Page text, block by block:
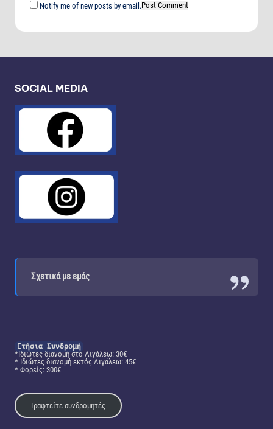
Notify me of new posts by email.
SOCIAL MEDIA
Σχετικά με εμάς
Ετήσια Συνδρομή
*Ιδιώτες διανομή στο Αιγάλεω: 30€
* Ιδιώτες διανομή εκτός Αιγάλεω: 45€
* Φορείς: 300€
Γραφτείτε συνδρομητές